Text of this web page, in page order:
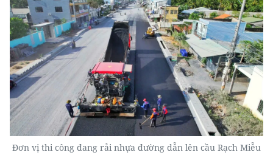
Đơn vị thi công đang rải nhựa đường dẫn lên cầu Rạch Miễu